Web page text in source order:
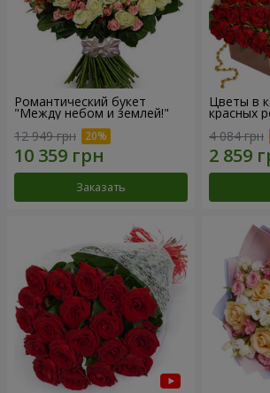
Романтический букет
"Между небом и землей!"
12 949 грн
Заказать
Цветы в
красных
4 084 грн